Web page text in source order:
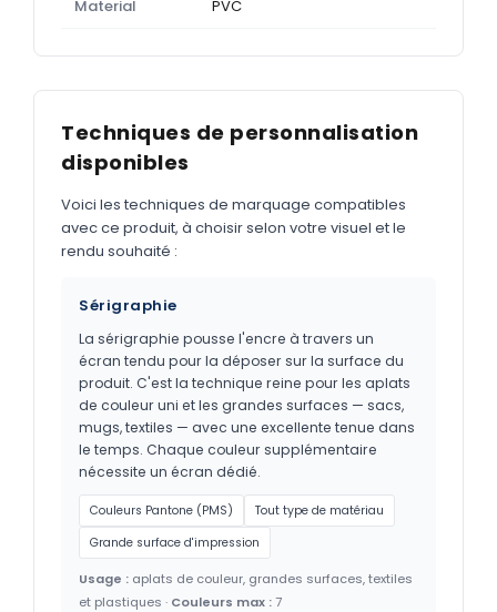
Material PVC
Techniques de personnalisation
disponibles
Voici les techniques de marquage compatibles
avec ce produit, à choisir selon votre visuel et le
rendu souhaité :
Sérigraphie
La sérigraphie pousse l'encre à travers un
écran tendu pour la déposer sur la surface du
produit. C'est la technique reine pour les aplats
de couleur uni et les grandes surfaces — sacs,
mugs, textiles — avec une excellente tenue dans
le temps. Chaque couleur supplémentaire
nécessite un écran dédié.
Couleurs Pantone (PMS)
Tout type de matériau
Grande surface d'impression
Usage : aplats de couleur, grandes surfaces, textiles
et plastiques · Couleurs max :7